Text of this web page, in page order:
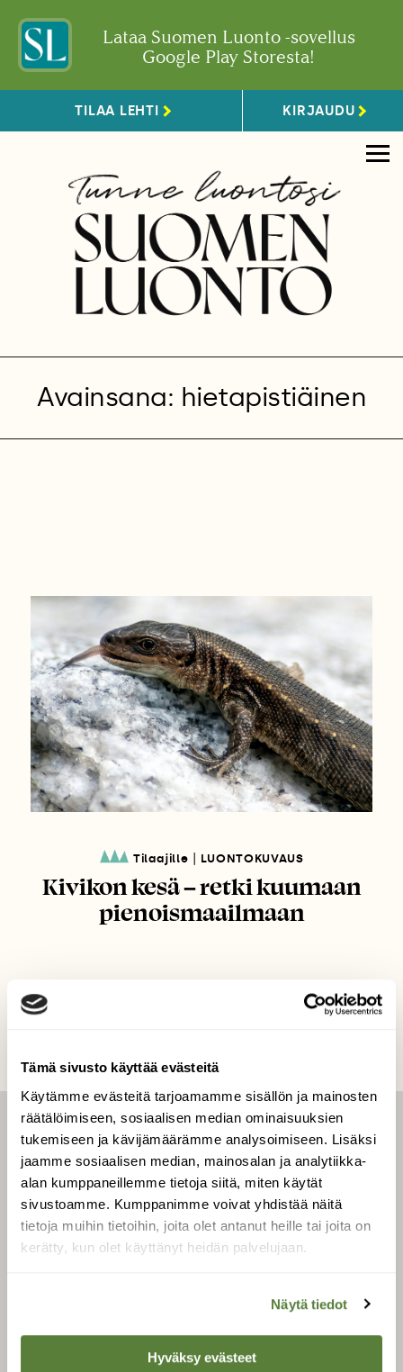
Tämä sivusto käyttää evästeitä
Käytämme evästeitä tarjoamamme sisällön ja mainosten
räätälöimiseen, sosiaalisen median ominaisuuksien
tukemiseen ja kävijämäärämme analysoimiseen. Lisäksi
jaamme sosiaalisen median, mainosalan ja analytiikka-
alan kumppaneillemme tietoja siitä, miten käytät
sivustoamme. Kumppanimme voivat yhdistää näitä
tietoja muihin tietoihin, joita olet antanut heille tai joita on
kerätty, kun olet käyttänyt heidän palvelujaan.
Näytä tiedot
Hyväksy evästeet
Lataa Suomen Luonto -sovellus
Google Play Storesta!
TILAA LEHTI KIRJAUDU
Avainsana: hietapistiäinen
Tilaajille LUONTOKUVAUS
Kivikon kesä – retki kuumaan
pienoismaailmaan
LEHTI
Uusin lehti
Tilaa Suomen Luonto
Tilaa digilukuoikeus
Äänestä parasta juttua
SUOMEN LUONNON­